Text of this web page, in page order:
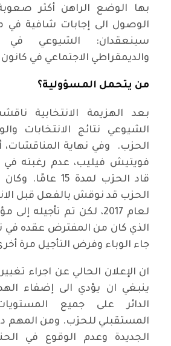
بها الوضع الراهن أكثر
الوصول الى إجابات شافية في
سينعقدان: الشيوعي في
والديمقراطي الاجتماعي في كانون
من يتحمل المسؤولية؟
بعد الهزيمة الانتخابية
الشيوعي نتائج الانتخابات
الحزب. وفي نهاية المناقشات،
فويتيش فيليب، عدم رغبته في
قاد الحزب لمدة 15
الحزب قد نوقش بالفعل قبل
لعام 2017، لكن تم تأجيله
الذي كان من المفترض عقده في
جاء الوباء وفرض التأجيل مرة
ان الإعلان الحالي عن اجراء
ينبغي ان يؤدي الى إضفاء
الدائر على جميع
المستقبلي للحزب. ومن المهم
الجديدة وعدم الوقوع في